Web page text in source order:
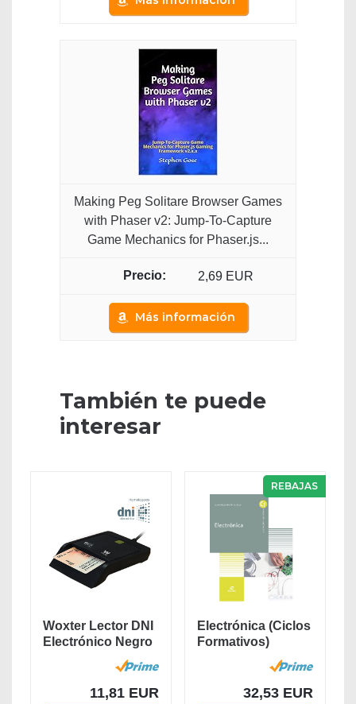
Making Peg Solitare Browser Games
with Phaser v2: Jump-To-Capture
Game Mechanics for Phaser.js...
2,69 EUR
Más información
También te puede
interesar
Woxter Lector DNI
Electrónico Negro
11,81 EUR
REBAJAS
Electrónica (Ciclos
Formativos)
32,53 EUR